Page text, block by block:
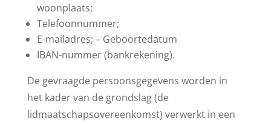
woonplaats;
Telefoonnummer;
E-mailadres; – Geboortedatum
IBAN-nummer (bankrekening).
De gevraagde persoonsgegevens worden in
het kader van de grondslag (de
lidmaatschapsovereenkomst) verwerkt in een